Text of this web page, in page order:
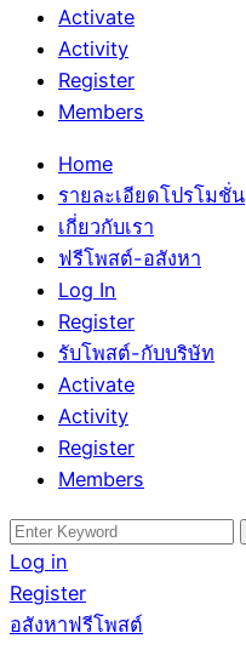
Activate
Activity
Register
Members
Home
รายละเอียดโปรโมชั่น
เกี่ยวกับเรา
ฟรีโพสต์-อสังหา
Log In
Register
รับโพสต์-กับบริษัท
Activate
Activity
Register
Members
Search
for:
Log in
Register
อสังหาฟรีโพสต์